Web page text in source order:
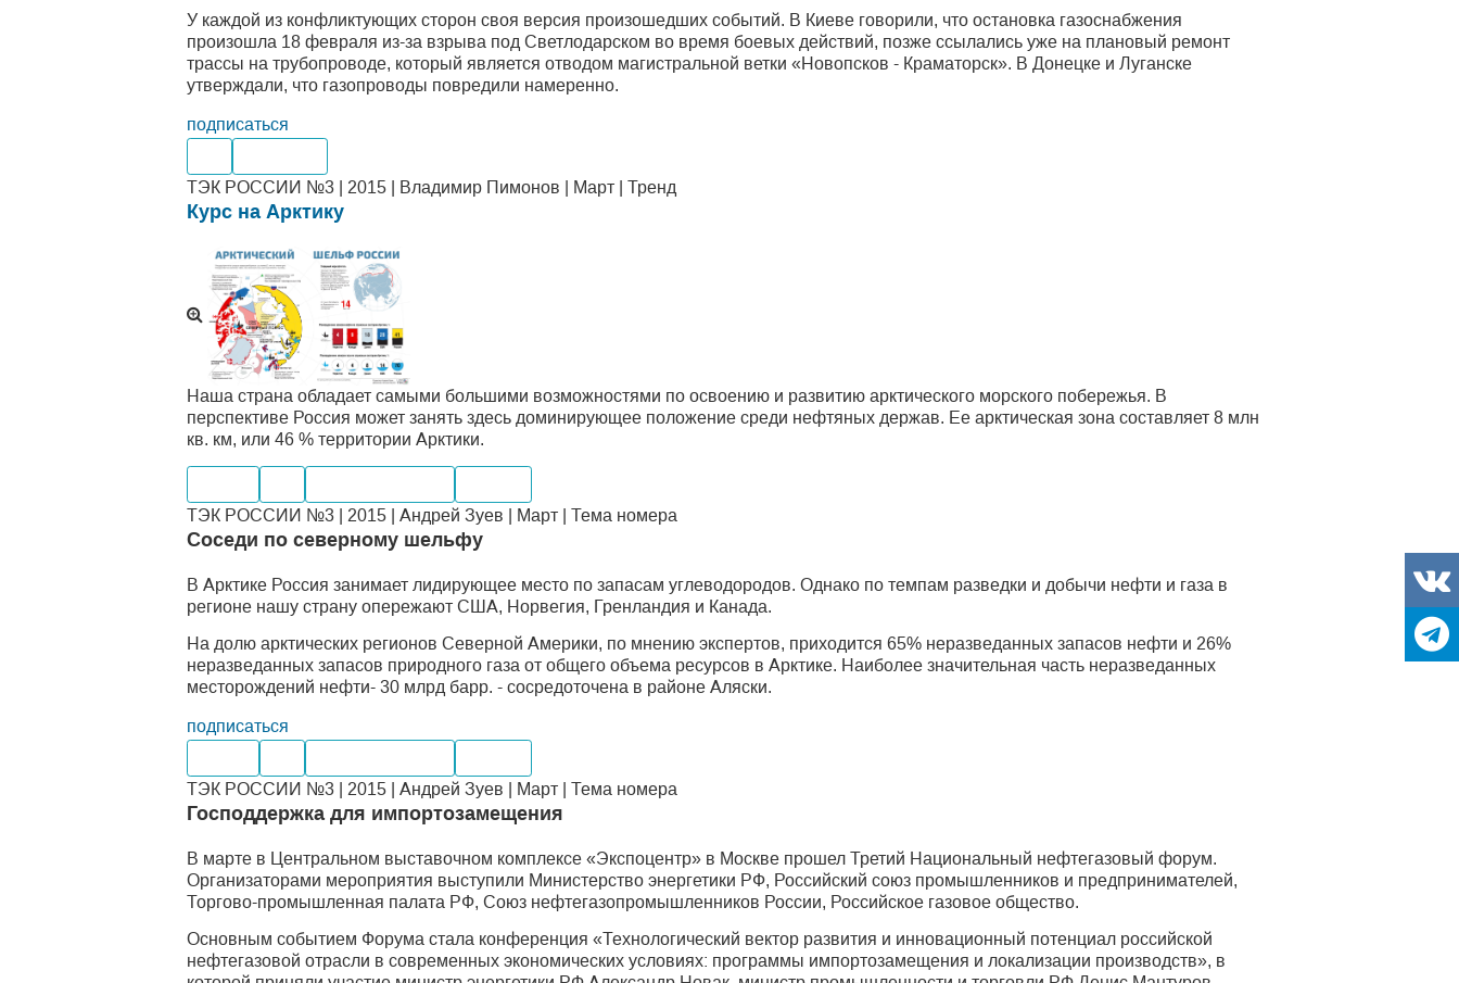
У каждой из конфликтующих сторон своя версия произошедших событий. В Киеве говорили, что остановка газоснабжения
произошла 18 февраля из-за взрыва под Светлодарском во время боевых действий, позже ссылались уже на плановый ремонт
трассы на трубопроводе, который является отводом магистральной ветки «Новопсков - Краматорск». В Донецке и Луганске
утверждали, что газопроводы повредили намеренно.
подписаться
ТЭК РОССИИ №3 | 2015 | Владимир Пимонов | Март | Тренд
Курс на Арктику
Наша страна обладает самыми большими возможностями по освоению и развитию арктического морского побережья. В
перспективе Россия может занять здесь доминирующее положение среди нефтяных держав. Ее арктическая зона составляет 8 млн
кв. км, или 46 % территории Арктики.
ТЭК РОССИИ №3 | 2015 | Андрей Зуев | Март | Тема номера
Соседи по северному шельфу
В Арктике Россия занимает лидирующее место по запасам углеводородов. Однако по темпам разведки и добычи нефти и газа в
регионе нашу страну опережают США, Норвегия, Гренландия и Канада.
На долю арктических регионов Северной Америки, по мнению экспертов, приходится 65% неразведанных запасов нефти и 26%
неразведанных запасов природного газа от общего объема ресурсов в Арктике. Наиболее значительная часть неразведанных
месторождений нефти- 30 млрд барр. - сосредоточена в районе Аляски.
подписаться
ТЭК РОССИИ №3 | 2015 | Андрей Зуев | Март | Тема номера
Господдержка для импортозамещения
В марте в Центральном выставочном комплексе «Экспоцентр» в Москве прошел Третий Национальный нефтегазовый форум.
Организаторами мероприятия выступили Министерство энергетики РФ, Российский союз промышленников и предпринимателей,
Торгово-промышленная палата РФ, Союз нефтегазопромышленников России, Российское газовое общество.
Основным событием Форума стала конференция «Технологический вектор развития и инновационный потенциал российской
нефтегазовой отрасли в современных экономических условиях: программы импортозамещения и локализации производств», в